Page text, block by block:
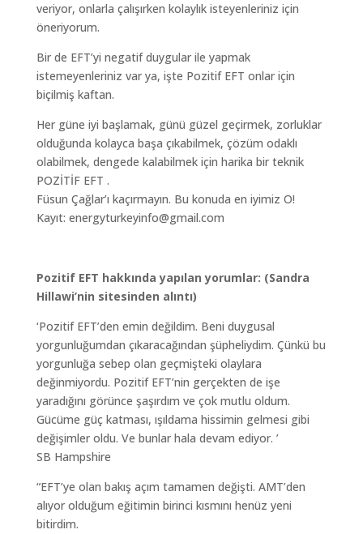
veriyor, onlarla çalışırken kolaylık isteyenleriniz için
öneriyorum.
Bir de EFT’yi negatif duygular ile yapmak
istemeyenleriniz var ya, işte Pozitif EFT onlar için
biçilmiş kaftan.
Her güne iyi başlamak, günü güzel geçirmek, zorluklar
olduğunda kolayca başa çıkabilmek, çözüm odaklı
olabilmek, dengede kalabilmek için harika bir teknik
POZİTİF EFT .
Füsun Çağlar’ı kaçırmayın. Bu konuda en iyimiz O!
Kayıt: energyturkeyinfo@gmail.com
Pozitif EFT hakkında yapılan yorumlar: (Sandra
Hillawi’nin sitesinden alıntı)
‘Pozitif EFT’den emin değildim. Beni duygusal
yorgunluğumdan çıkaracağından şüpheliydim. Çünkü bu
yorgunluğa sebep olan geçmişteki olaylara
değinmiyordu. Pozitif EFT’nin gerçekten de işe
yaradığını görünce şaşırdım ve çok mutlu oldum.
Gücüme güç katması, ışıldama hissimin gelmesi gibi
değişimler oldu. Ve bunlar hala devam ediyor. ’
SB Hampshire
“EFT’ye olan bakış açım tamamen değişti. AMT’den
alıyor olduğum eğitimin birinci kısmını henüz yeni
bitirdim.